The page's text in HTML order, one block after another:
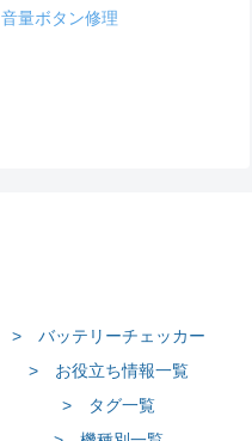
音量ボタン修理
> バッテリーチェッカー
> お役立ち情報一覧
> タグ一覧